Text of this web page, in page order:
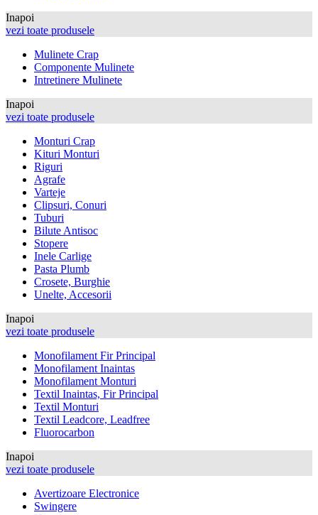
Inapoi
vezi toate produsele
Mulinete Crap
Componente Mulinete
Intretinere Mulinete
Inapoi
vezi toate produsele
Monturi Crap
Kituri Monturi
Riguri
Agrafe
Varteje
Clipsuri, Conuri
Tuburi
Bilute Antisoc
Stopere
Inele Carlige
Pasta Plumb
Crosete, Burghie
Unelte, Accesorii
Inapoi
vezi toate produsele
Monofilament Fir Principal
Monofilament Inaintas
Monofilament Monturi
Textil Inaintas, Fir Principal
Textil Monturi
Textil Leadcore, Leadfree
Fluorocarbon
Inapoi
vezi toate produsele
Avertizoare Electronice
Swingere